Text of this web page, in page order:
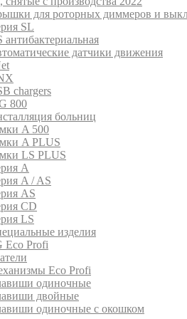
для роторных диммеров и
SL
антибактериальная
датчики движения
chargers
800
больниц
A 500
A PLUS
LS PLUS
A
A / AS
AS
CD
LS
изделия
Eco Profi
Eco Profi
одиночные
двойные
одиночные с окошком